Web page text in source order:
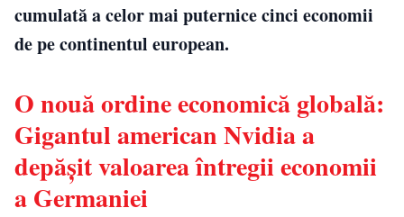
cumulată a celor mai puternice cinci economii
de pe continentul european.
O nouă ordine economică globală:
Gigantul american Nvidia a
depășit valoarea întregii economii
a Germaniei